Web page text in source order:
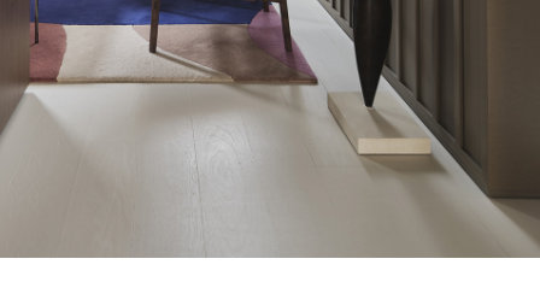
FINITURE
SISTEMI
AZIENDA
SERVIZI
TUTTI I PROGETTI